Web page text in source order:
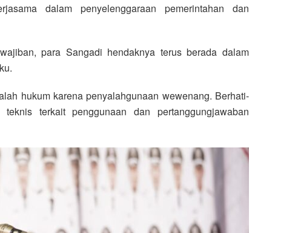
dalam penyelenggaraan pemerintahan dan
para Sangadi hendaknya terus berada dalam
hukum karena penyalahgunaan wewenang. Berhati-
terkait penggunaan dan pertanggungjawaban